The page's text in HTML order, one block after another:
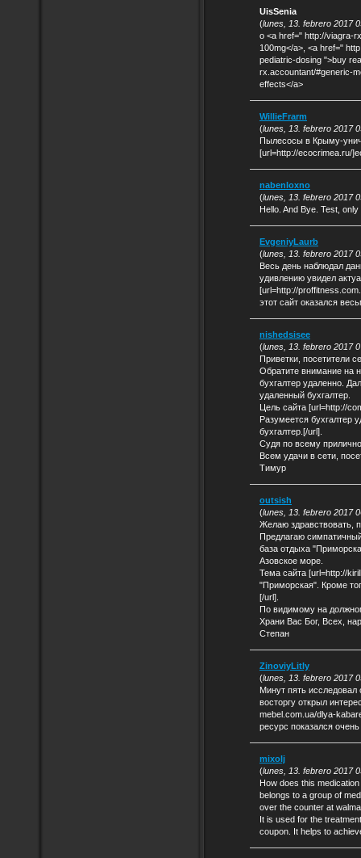
UisSenia
(lunes, 13. febrero 2017
o <a href=" http://viagra-
100mg</a>, <a href="
pediatric-dosing ">buy
rx.accountant/#generic-
effects</a>
WillieFrarm
(lunes, 13. febrero 2017
Пылесосы в Крыму-
[url=http://ecocrimea.ru/
nabenloxno
(lunes, 13. febrero 2017
Hello. And Bye. Test,
EvgeniyLaurb
(lunes, 13. febrero 2017
Весь день наблюдал
удивлению увидел
[url=http://
этот сайт оказался
nishedsisee
(lunes, 13. febrero 2017
Приветки, посетители
Обратите внимание на
бухгалтер удаленно.
удаленный бухгалтер.
Цель сайта [url=http://
Разумеется бухгалтер
бухгалтер.[/url].
Судя по всему
Всем удачи в сети,
Тимур
outsish
(lunes, 13. febrero 2017
Желаю здравствовать,
Предлагаю
база отдыха
Азовское море.
Тема сайта [url=http://
"Приморская". Кроме
[/url].
По видимому на
Храни Вас Бог, Всех,
Степан
ZinoviyLitly
(lunes, 13. febrero 2017
Минут пять
восторгу открыл
mebel.com.ua/dlya-
ресурс показался
mixolj
(lunes, 13. febrero 2017
How does this
belongs to a group of
over the counter at
It is used for the
coupon. It helps to